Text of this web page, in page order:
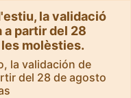
la validació
partir del 28
molèsties.
la validación de
del 28 de agosto